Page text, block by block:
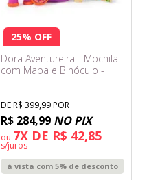
25% OFF
Dora Aventureira - Mochila
com Mapa e Binóculo -
DE R$ 399,99 POR
R$ 284,99 NO PIX
ou 7X DE R$ 42,85
s/juros
à vista com 5% de desconto